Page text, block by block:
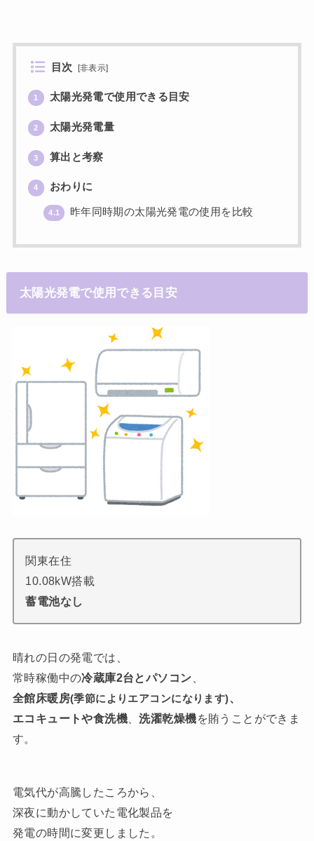
目次 [非表示]
1 太陽光発電で使用できる目安
2 太陽光発電量
3 算出と考察
4 おわりに
4.1 昨年同時期の太陽光発電の使用を比較
太陽光発電で使用できる目安
関東在住
10.08kW搭載
蓄電池なし
晴れの日の発電では、
常時稼働中の冷蔵庫2台とパソコン
全館床暖房(季節によりエアコンになります)、
エコキュートや食洗機 、洗濯乾燥機を賄うことができま
す。
電気代が高騰したころから、
深夜に動かしていた電化製品を
発電の時間に変更しました。